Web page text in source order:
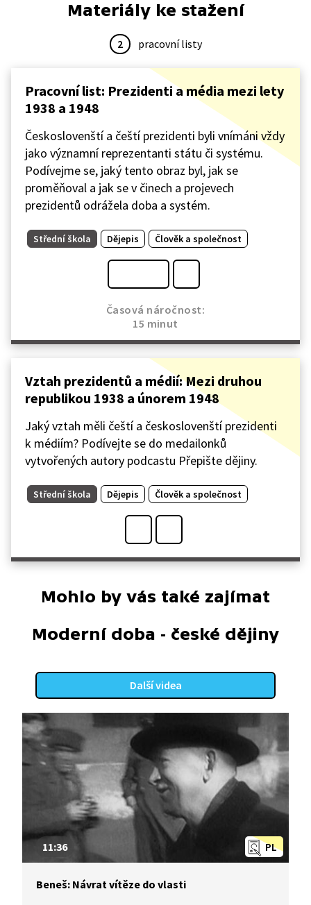
Materiály ke stažení
2 pracovní listy
Pracovní list: Prezidenti a média mezi lety
1938 a 1948
Českoslovenští a čeští prezidenti byli vnímáni vždy
jako významní reprezentanti státu či systému.
Podívejme se, jaký tento obraz byl, jak se
proměňoval a jak se v činech a projevech
prezidentů odrážela doba a systém.
Střední škola Dějepis Člověk a společnost
Časová náročnost:
15 minut
Vztah prezidentů a médií: Mezi druhou
republikou 1938 a únorem 1948
Jaký vztah měli čeští a českoslovenští prezidenti
k médiím? Podívejte se do medailonků
vytvořených autory podcastu Přepište dějiny.
Střední škola Dějepis Člověk a společnost
Mohlo by vás také zajímat
Moderní doba - české dějiny
Další videa
PL
11:36
Beneš: Návrat vítěze do vlasti